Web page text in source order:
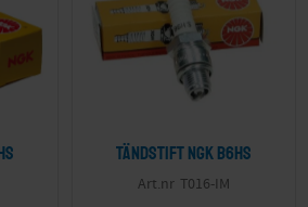
Tändstift NGK B6HS
T016-IM